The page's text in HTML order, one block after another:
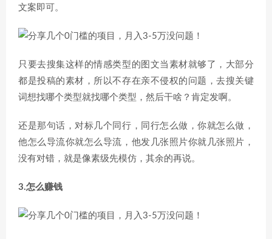
文案即可。
只要去搜集这样的情感类型的图文当素材就够了，大部分
都是投稿的素材，所以不存在亲不侵权的问题，去搜关键
词想找哪个类型就找哪个类型，然后干啥？肯定发啊。
还是那句话，对标几个同行，同行怎么做，你就怎么做，
他怎么导流你就怎么导流，他发几张照片你就几张照片，
没有对错，就是像素级先模仿，其余的再说。
3.怎么赚钱